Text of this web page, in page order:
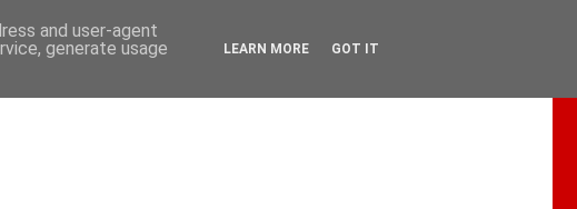
and user-agent
generate usage
LEARN MORE GOT IT